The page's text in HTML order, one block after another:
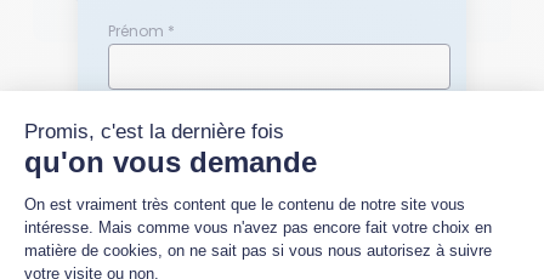
1 2 3 4 5
Prénom *
Quelle(s) thématique(s) vous intéresse(nt)
?
Relations sociales en entreprise